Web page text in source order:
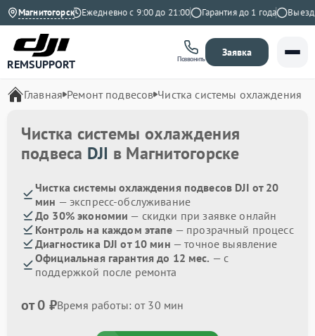
Магнитогорск
4.9 на Яндекс Ежедневно с 9:00 до 21:00 Гарантия до 1 года Выезд
REMSUPPORT Позвонить
Заявка
Главная Ремонт подвесов Чистка системы охлаждения
Чистка системы охлаждения
подвеса DJI в Магнитогорске
Чистка системы охлаждения подвесов DJI от 20
мин — экспресс-обслуживание
До 30% экономии — скидки при заявке онлайн
Контроль на каждом этапе — прозрачный процесс
Диагностика DJI от 10 мин — точное выявление
Официальная гарантия до 12 мес. — с
поддержкой после ремонта
от 0 ₽Время работы: от 30 мин